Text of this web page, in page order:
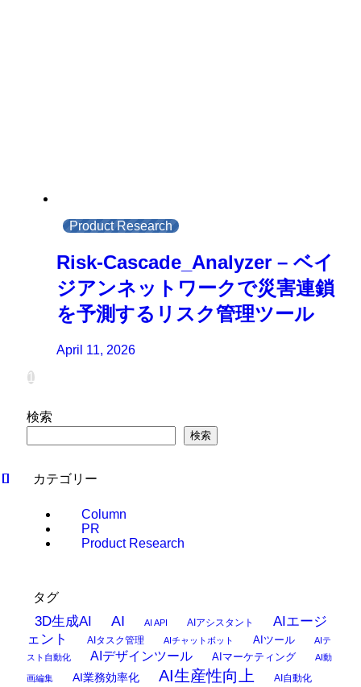
Product Research
Risk-Cascade_Analyzer – ベイ
ジアンネットワークで災害連鎖
を予測するリスク管理ツール
April 11, 2026
1
検索
検索
カテゴリー
Column
PR
Product Research
タグ
3D生成AI AI AI API AIアシスタント
AIエージ
ェント
AIタスク管理 AIチャットボット AIツール
AIテ
スト自動化
AIデザインツール AIマーケティング AI動
画編集 AI業務効率化 AI生産性向上 AI自動化